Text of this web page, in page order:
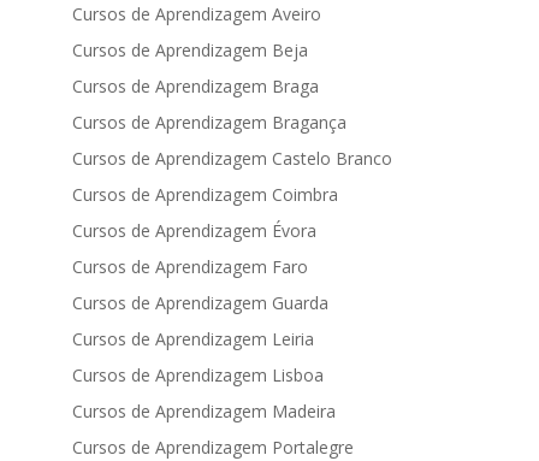
Cursos de Aprendizagem Aveiro
Cursos de Aprendizagem Beja
Cursos de Aprendizagem Braga
Cursos de Aprendizagem Bragança
Cursos de Aprendizagem Castelo Branco
Cursos de Aprendizagem Coimbra
Cursos de Aprendizagem Évora
Cursos de Aprendizagem Faro
Cursos de Aprendizagem Guarda
Cursos de Aprendizagem Leiria
Cursos de Aprendizagem Lisboa
Cursos de Aprendizagem Madeira
Cursos de Aprendizagem Portalegre